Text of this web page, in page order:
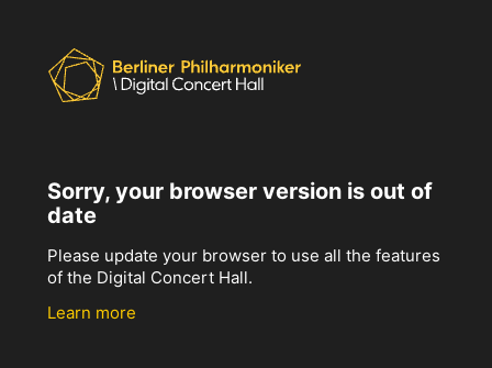
Sorry, your browser version is out of
date
Please update your browser to use all the features
of the Digital Concert Hall.
Learn more